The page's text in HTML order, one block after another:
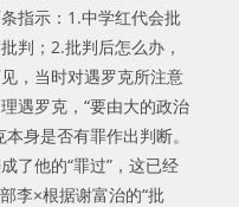
指示：1.中学红代会批
判；2.批判后怎么办，
，当时对遇罗克所注意
遇罗克，“要由大的政治
身是否有罪作出判断。
了他的“罪过”，这已经
李×根据谢富治的“批